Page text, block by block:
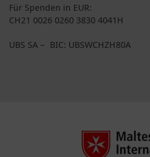
Für Spenden in EUR:
CH21 0026 0260 3830 4041H
UBS SA – BIC: UBSWCHZH80A